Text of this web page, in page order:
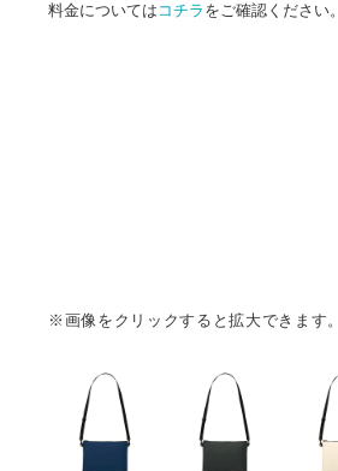
料金については コチラ をご確認ください。
※画像をクリックすると拡大できます。